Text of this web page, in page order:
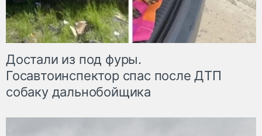
Достали из под фуры.
Госавтоинспектор спас после ДТП
собаку дальнобойщика